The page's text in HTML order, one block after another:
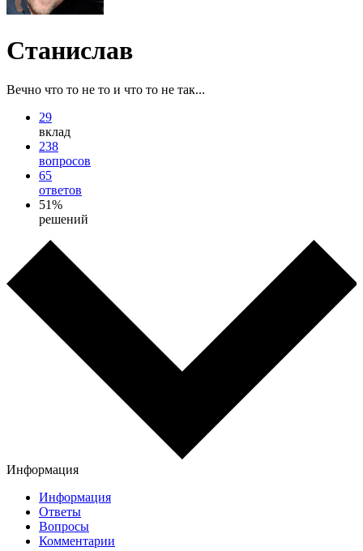
Станислав
Вечно что то не то и что то не так...
29
вклад
238
вопросов
65
ответов
51%
решений
Информация
Информация
Ответы
Вопросы
Комментарии